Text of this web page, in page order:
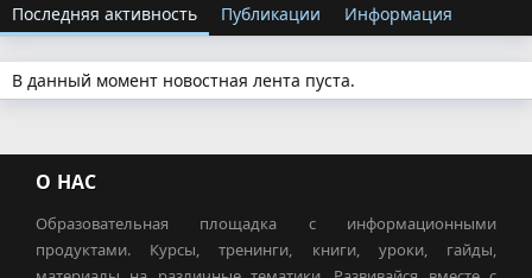
Последняя активность Публикации Информация
В данный момент новостная лента пуста.
О НАС
Образовательная площадка с информационными
продуктами. Курсы, тренинги, книги, уроки, гайды,